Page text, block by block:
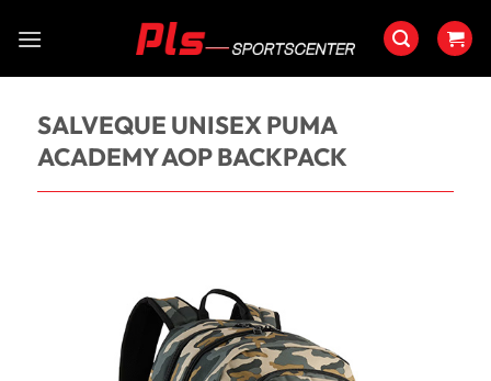
SALVEQUE UNISEX PUMA
ACADEMY AOP BACKPACK